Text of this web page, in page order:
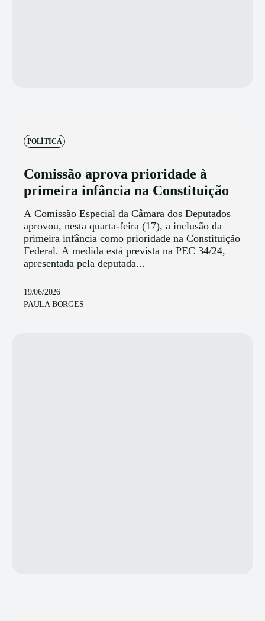
POLÍTICA
Comissão aprova prioridade à
primeira infância na Constituição
A Comissão Especial da Câmara dos Deputados
aprovou, nesta quarta-feira (17), a inclusão da
primeira infância como prioridade na Constituição
Federal. A medida está prevista na PEC 34/24,
apresentada pela deputada...
19/06/2026
PAULA BORGES